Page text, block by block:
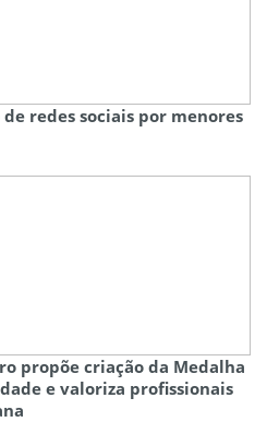
redes sociais por menores
propõe criação da Medalha
e valoriza profissionais